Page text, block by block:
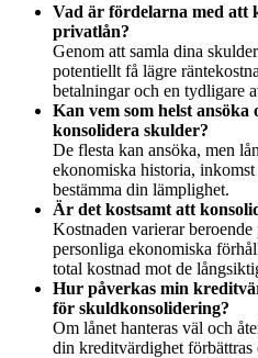
Vad är fördelarna med att
privatlån?
Genom att samla dina
potentiellt få lägre
betalningar och en tydligare
Kan vem som helst
konsolidera skulder?
De flesta kan ansöka, men
ekonomiska historia,
bestämma din lämplighet.
Är det kostsamt att
Kostnaden varierar
personliga ekonomiska
total kostnad mot de
Hur påverkas min
för skuldkonsolidering?
Om lånet hanteras väl och
din kreditvärdighet förbättras